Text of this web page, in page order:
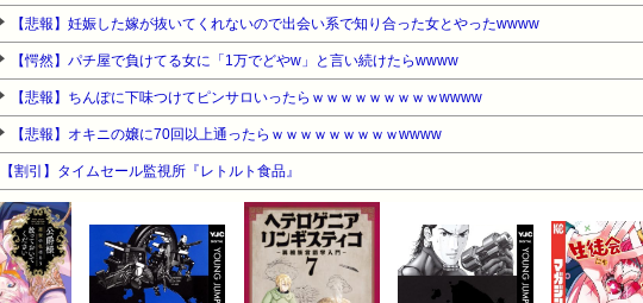
【悲報】妊娠した嫁が抜いてくれないので出会い系で知り合った女とやったwwww
【愕然】パチ屋で負けてる女に「1万でどやw」と言い続けたらwwww
【悲報】ちんぽに下味つけてピンサロいったらｗｗｗｗｗｗｗｗｗwwww
【悲報】オキニの嬢に70回以上通ったらｗｗｗｗｗｗｗｗｗwwww
【割引】タイムセール監視所『レトルト食品』